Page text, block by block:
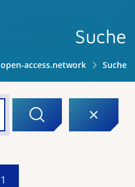
Suche
open-access.network Suche
1